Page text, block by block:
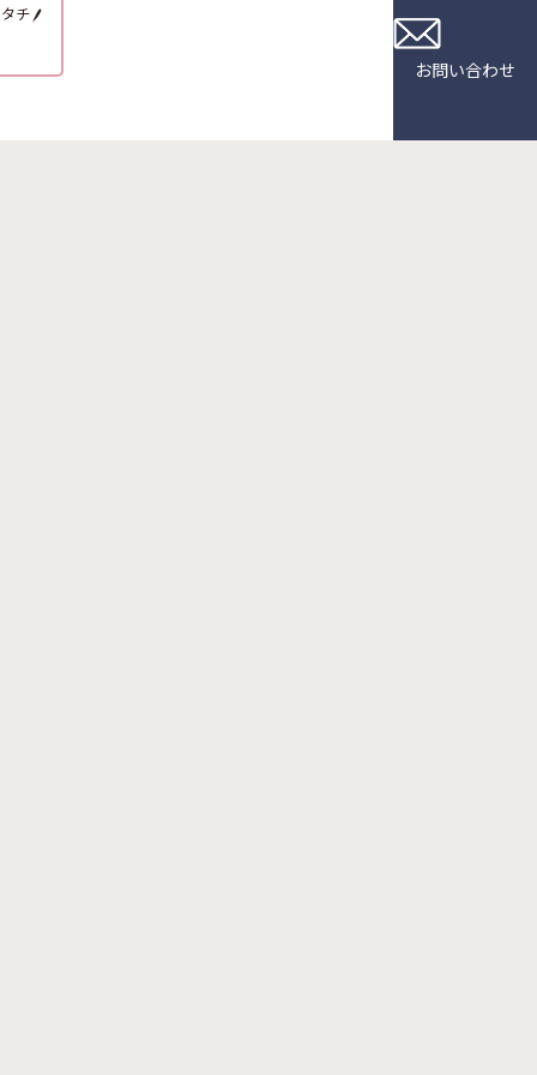
チ
お問い合わせ